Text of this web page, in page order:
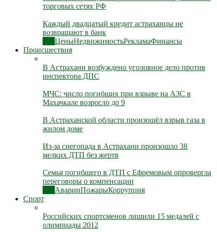
торговых сетях РФ
Каждый двадцатый кредит астраханцы не
возвращают в банк
ЦеныНедвижимостьРекламаФинансы
Происшествия
В Астрахани возбуждено уголовное дело против
инспектора ДПС
МЧС: число погибших при взрыве на АЗС в
Махачкале возросло до 9
В Астраханской области произошёл взрыв газа в
жилом доме
Из-за снегопада в Астрахани произошло 38
мелких ДТП без жертв
Семья погибшего в ДТП с Ефремовым опровергла
переговоры о компенсации
АварииПожарыКоррупция
Спорт
Российских спортсменов лишили 15 медалей с
олимпиады 2012